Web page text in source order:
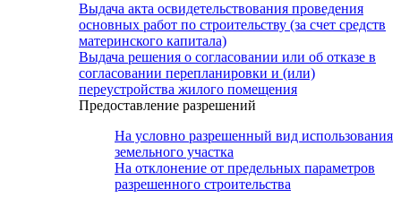
Выдача акта освидетельствования проведения
основных работ по строительству (за счет средств
материнского капитала)
Выдача решения о согласовании или об отказе в
согласовании перепланировки и (или)
переустройства жилого помещения
Предоставление разрешений
На условно разрешенный вид использования
земельного участка
На отклонение от предельных параметров
разрешенного строительства